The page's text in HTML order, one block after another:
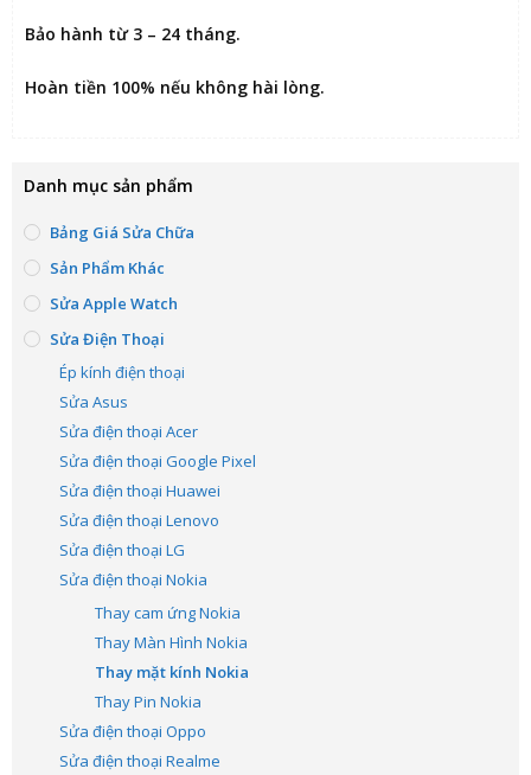
Bảo hành từ 3 – 24 tháng.
Hoàn tiền 100% nếu không hài lòng.
Danh mục sản phẩm
Bảng Giá Sửa Chữa
Sản Phẩm Khác
Sửa Apple Watch
Sửa Điện Thoại
Ép kính điện thoại
Sửa Asus
Sửa điện thoại Acer
Sửa điện thoại Google Pixel
Sửa điện thoại Huawei
Sửa điện thoại Lenovo
Sửa điện thoại LG
Sửa điện thoại Nokia
Thay cam ứng Nokia
Thay Màn Hình Nokia
Thay mặt kính Nokia
Thay Pin Nokia
Sửa điện thoại Oppo
Sửa điện thoại Realme